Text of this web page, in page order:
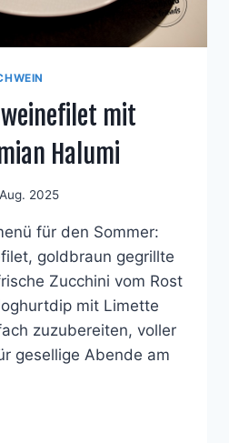
mit
Halumi
2025
für den Sommer:
goldbraun gegrillte
Zucchini vom Rost
mit Limette
zuzubereiten, voller
gesellige Abende am